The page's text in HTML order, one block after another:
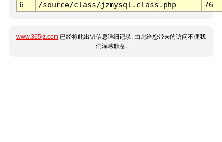
6
/source/class/jzmysql.class.php 76
www.365jz.com 已经将此出错信息详细记录, 由此给您带来的访问不便我
们深感歉意.